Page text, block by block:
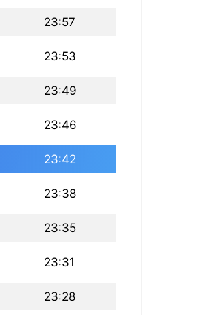
23:57
23:53
23:49
23:46
23:42
23:38
23:35
23:31
23:28